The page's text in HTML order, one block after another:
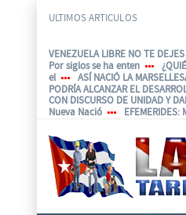
ULTIMOS ARTICULOS
VENEZUELA LIBRE NO TE
Por siglos se ha enten
el
ASÍ NACIÓ LA
PODRÍA ALCANZAR EL
CON DISCURSO DE UNIDAD Y
Nueva Nació
EFEMERIDES: